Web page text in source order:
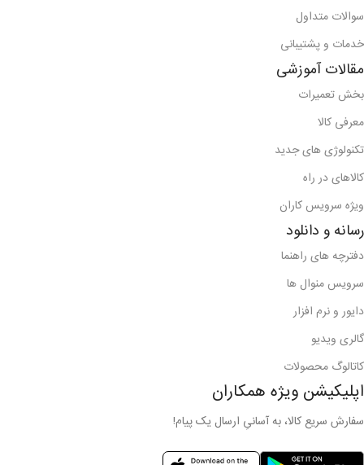
سوالات متداول
خدمات و پشتیبانی
مقالات آموزشی
بخش تعمیرات
معرفی کالا
تکنولوژی های جدید
کالاهای در راه
ویژه سرویس کاران
رسانه و دانلود
دفترچه های راهنما
سرویس منوال ها
دایور و نرم افزار
گالری ویدیو
کاتالوگ محصولات
اپلیکیشن ویژه همکاران
سفارش سریع کالا، به آسانیِ ارسال یک پیام!